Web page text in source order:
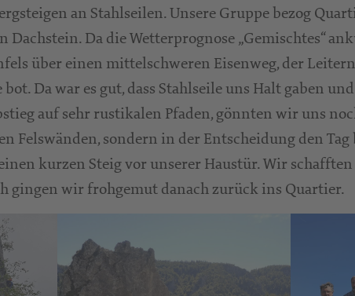
an Stahlseilen. Unsere Gruppe bezog
Dachstein. Da die Wetterprognose „Gemischtes“
über einen mittelschweren Eisenweg, der
Da war es gut, dass Stahlseile uns Halt gaben
auf sehr rustikalen Pfaden, gönnten wir uns
Felswänden, sondern in der Entscheidung den
kurzen Steig vor unserer Haustür. Wir
gingen wir frohgemut danach zurück ins Quartier.